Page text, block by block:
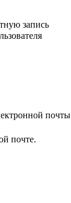
запись
почты
почте.